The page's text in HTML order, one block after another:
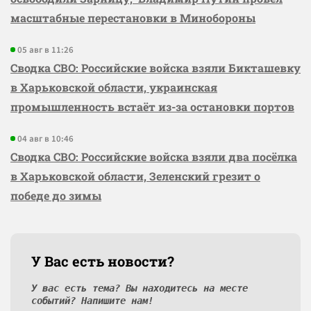
масштабные перестановки в Минобороны
05 авг в 11:26
Сводка СВО: Российские войска взяли Бикташевку
в Харьковской области, украинская
промышленность встаёт из-за остановки портов
04 авг в 10:46
Сводка СВО: Российские войска взяли два посёлка
в Харьковской области, Зеленский грезит о
победе до зимы
У Вас есть новости?
У вас есть тема? Вы находитесь на месте
событий? Напишите нам!